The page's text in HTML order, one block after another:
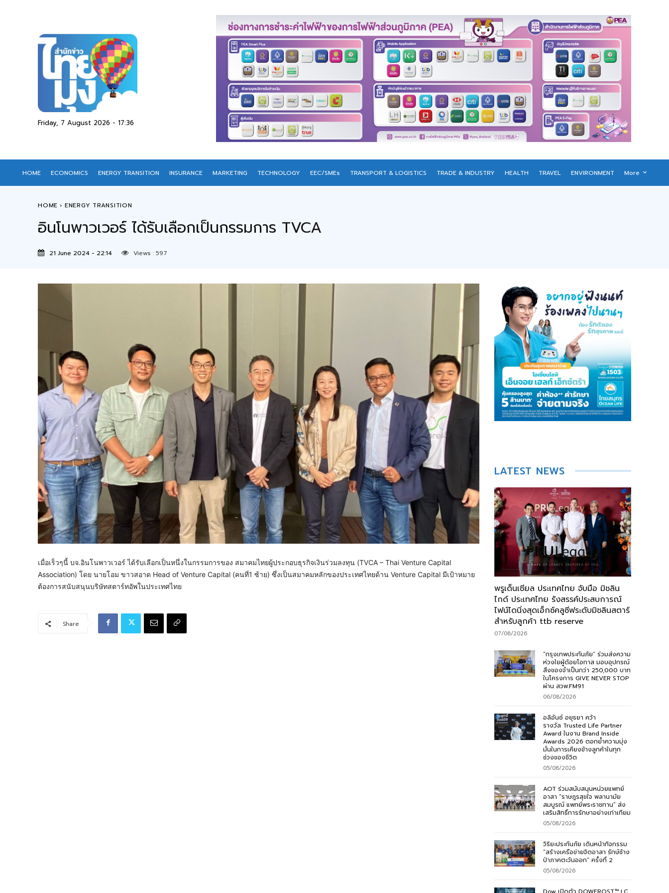
Friday, 7 August 2026 - 17:36
HOME ECONOMICS ENERGY TRANSITION INSURANCE MARKETING TECHNOLOGY EEC/SMEs TRANSPORT & LOGISTICS TRADE & INDUSTRY HEALTH TRAVEL ENVIRONMENT More
HOME ENERGY TRANSITION
อินโนพาวเวอร์ ได้รับเลือกเป็นกรรมการ TVCA
21 June 2024 - 22:14 Views : 597
เมื่อเร็วๆนี้ บจ.อินโนพาวเวอร์ ได้รับเลือกเป็นหนึ่งในกรรมการของ สมาคมไทยผู้ประกอบธุรกิจเงินร่วมลงทุน (TVCA – Thai Venture Capital
Association) โดย นายโอม ขาวสอาด Head of Venture Capital (คนที่1 ซ้าย) ซึ่งเป็นสมาคมหลักของประเทศไทยด้าน Venture Capital มีเป้าหมาย
ต้องการสนับสนุนบริษัทสตาร์ทอัพในประเทศไทย
Share
LATEST NEWS
พรูเด็นเชียล ประเทศไทย จับมือ มิชลิน
ไกด์ ประเทศไทย รังสรรค์ประสบการณ์
ไฟน์ไดนิ่งสุดเอ็กซ์คลูซีฟระดับมิชลินสตาร์
สำหรับลูกค้า ttb reserve
07/08/2026
“กรุงเทพประกันภัย” ร่วมส่งความ
ห่วงใยผู้ด้อยโอกาส มอบอุปกรณ์
สิ่งของจำเป็นกว่า 250,000 บาท
ในโครงการ GIVE NEVER STOP
ผ่าน สวพ.FM91
06/08/2026
อลิอันซ์ อยุธยา คว้า
รางวัล Trusted Life Partner
Award ในงาน Brand Inside
Awards 2026 ตอกย้ำความมุ่ง
มั่นในการเคียงข้างลูกค้าในทุก
ช่วงของชีวิต
05/08/2026
AOT ร่วมสนับสนุนหน่วยแพทย์
อาสา “ราษฎรสุขใจ พลานามัย
สมบูรณ์ แพทย์พระราชทาน” ส่ง
เสริมสิทธิ์การรักษาอย่างเท่าเทียม
05/08/2026
วิริยะประกันภัย เดินหน้ากิจกรรม
“สร้างเครือข่ายจิตอาสา รักษ์ช้าง
ป่าภาคตะวันออก” ครั้งที่ 2
05/08/2026